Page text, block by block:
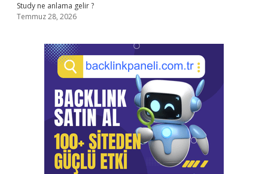
Study ne anlama gelir ?
Temmuz 28, 2026